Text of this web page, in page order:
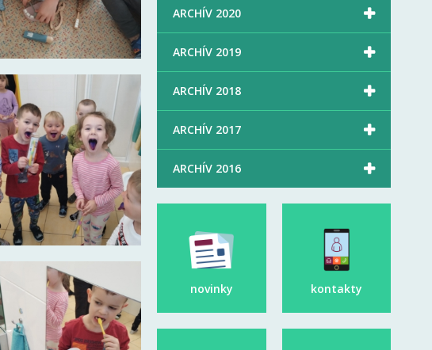
ARCHÍV 2020 
ARCHÍV 2019 
ARCHÍV 2018 
ARCHÍV 2017 
ARCHÍV 2016 
novinky kontakty